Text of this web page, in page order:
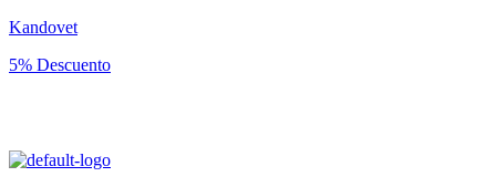
Kandovet
5% Descuento